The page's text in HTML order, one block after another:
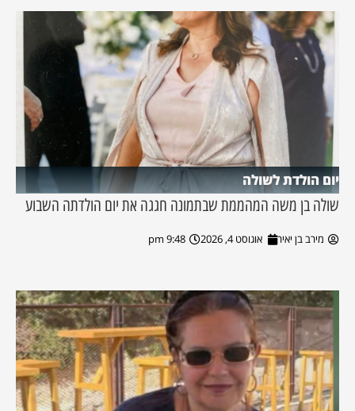
יום הולדת לשולה
שולה בן משה המהממת שבתמונה חגגה את יום הולדתה השבוע
מירב בן יאיר אוגוסט 4, 2026 9:48 pm